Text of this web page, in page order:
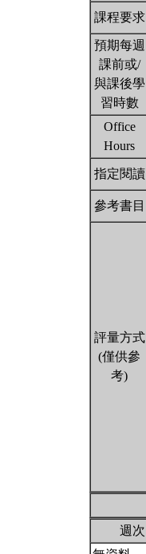
課程要求
預期每週
課前或/
與課後學
習時數
Office
Hours
指定閱讀
參考書目
評量方式
(僅供參
考)
週次